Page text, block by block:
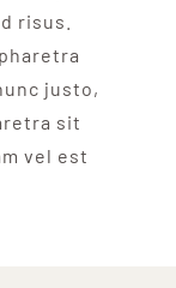
risus.
justo,
sit
vel est